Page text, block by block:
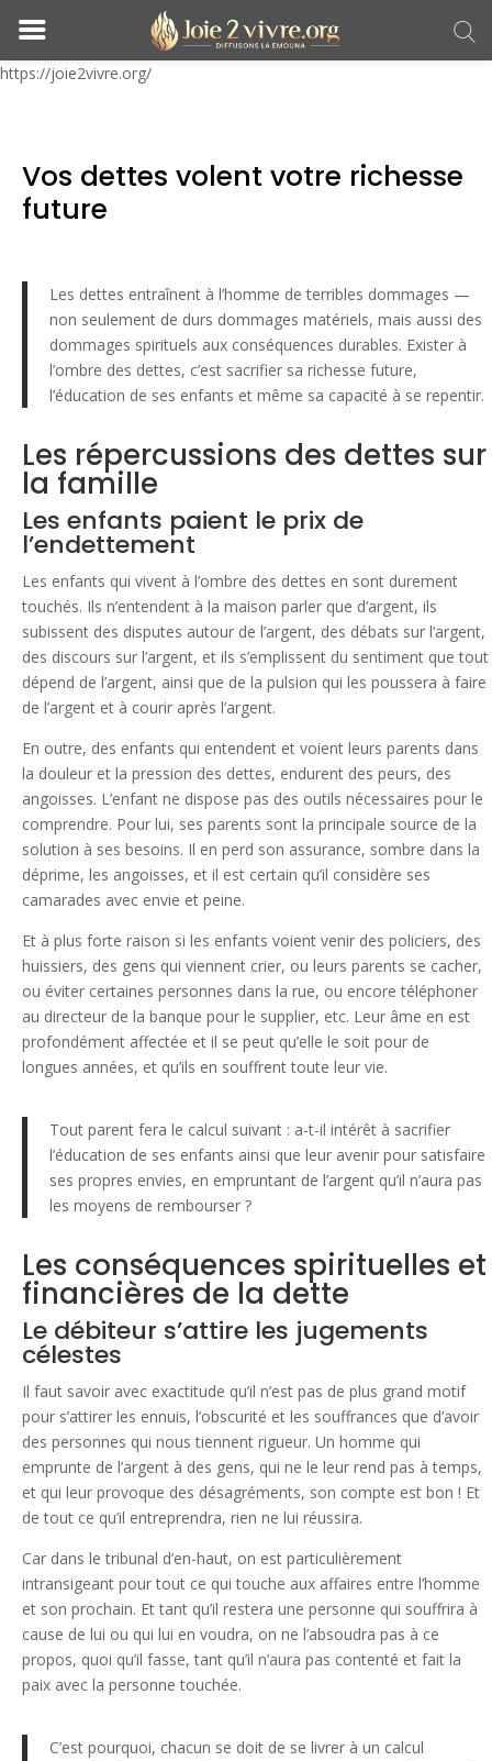
https://joie2vivre.org/
Vos dettes volent votre richesse
future
Les dettes entraînent à l’homme de terribles dommages —
non seulement de durs dommages matériels, mais aussi des
dommages spirituels aux conséquences durables. Exister à
l’ombre des dettes, c’est sacrifier sa richesse future,
l’éducation de ses enfants et même sa capacité à se repentir.
Les répercussions des dettes sur
la famille
Les enfants paient le prix de
l’endettement
Les enfants qui vivent à l’ombre des dettes en sont durement
touchés. Ils n’entendent à la maison parler que d’argent, ils
subissent des disputes autour de l’argent, des débats sur l’argent,
des discours sur l’argent, et ils s’emplissent du sentiment que tout
dépend de l’argent, ainsi que de la pulsion qui les poussera à faire
de l’argent et à courir après l’argent.
En outre, des enfants qui entendent et voient leurs parents dans
la douleur et la pression des dettes, endurent des peurs, des
angoisses. L’enfant ne dispose pas des outils nécessaires pour le
comprendre. Pour lui, ses parents sont la principale source de la
solution à ses besoins. Il en perd son assurance, sombre dans la
déprime, les angoisses, et il est certain qu’il considère ses
camarades avec envie et peine.
Et à plus forte raison si les enfants voient venir des policiers, des
huissiers, des gens qui viennent crier, ou leurs parents se cacher,
ou éviter certaines personnes dans la rue, ou encore téléphoner
au directeur de la banque pour le supplier, etc. Leur âme en est
profondément affectée et il se peut qu’elle le soit pour de
longues années, et qu’ils en souffrent toute leur vie.
Tout parent fera le calcul suivant : a-t-il intérêt à sacrifier
l’éducation de ses enfants ainsi que leur avenir pour satisfaire
ses propres envies, en empruntant de l’argent qu’il n’aura pas
les moyens de rembourser ?
Les conséquences spirituelles et
financières de la dette
Le débiteur s’attire les jugements
célestes
Il faut savoir avec exactitude qu’il n’est pas de plus grand motif
pour s’attirer les ennuis, l’obscurité et les souffrances que d’avoir
des personnes qui nous tiennent rigueur. Un homme qui
emprunte de l’argent à des gens, qui ne le leur rend pas à temps,
et qui leur provoque des désagréments, son compte est bon ! Et
de tout ce qu’il entreprendra, rien ne lui réussira.
Car dans le tribunal d’en-haut, on est particulièrement
intransigeant pour tout ce qui touche aux affaires entre l’homme
et son prochain. Et tant qu’il restera une personne qui souffrira à
cause de lui ou qui lui en voudra, on ne l’absoudra pas à ce
propos, quoi qu’il fasse, tant qu’il n’aura pas contenté et fait la
paix avec la personne touchée.
C’est pourquoi, chacun se doit de se livrer à un calcul